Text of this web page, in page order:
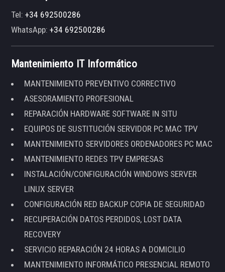
Tel:+34 692500286
WhatsApp:+34 692500286
Mantenimiento IT Informático
MANTENIMIENTO PREVENTIVO CORRECTIVO
ASESORAMIENTO PROFESIONAL
REPARACIÓN HARDWARE SOFTWARE IN SITU
EQUIPOS DE SUSTITUCIÓN SERVIDOR PC MAC TPV
MANTENIMIENTO SERVIDORES ORDENADORES PC MAC
MANTENIMIENTO REDES TPV EMPRESAS
INSTALACIÓN/CONFIGURACIÓN WINDOWS SERVER
LINUX SERVER
CONFIGURACIÓN RED BACKUP COPIA DE SEGURIDAD
RECUPERACIÓN DATOS PERDIDOS, LOST DATA
RECOVERY
SERVICIO REPARACIÓN 24 HORAS A DOMICILIO
MANTENIMIENTO INFORMÁTICO PRESENCIAL REMOTO